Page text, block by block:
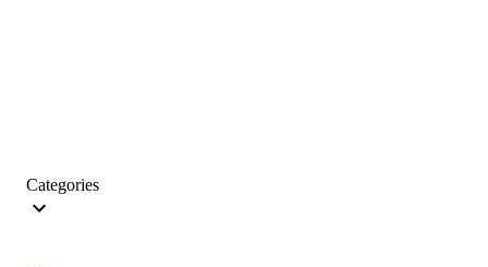
Categories